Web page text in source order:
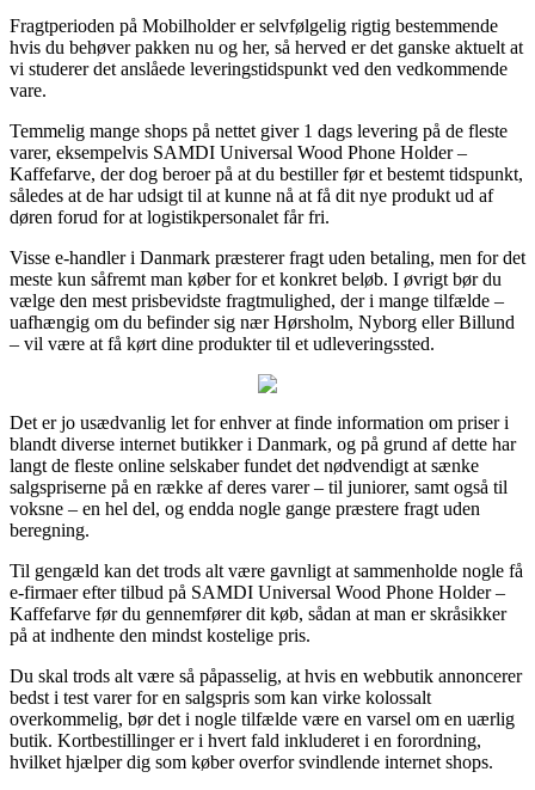
Fragtperioden på Mobilholder er selvfølgelig rigtig bestemmende
hvis du behøver pakken nu og her, så herved er det ganske aktuelt at
vi studerer det anslåede leveringstidspunkt ved den vedkommende
vare.
Temmelig mange shops på nettet giver 1 dags levering på de fleste
varer, eksempelvis SAMDI Universal Wood Phone Holder –
Kaffefarve, der dog beroer på at du bestiller før et bestemt tidspunkt,
således at de har udsigt til at kunne nå at få dit nye produkt ud af
døren forud for at logistikpersonalet får fri.
Visse e-handler i Danmark præsterer fragt uden betaling, men for det
meste kun såfremt man køber for et konkret beløb. I øvrigt bør du
vælge den mest prisbevidste fragtmulighed, der i mange tilfælde –
uafhængig om du befinder sig nær Hørsholm, Nyborg eller Billund
– vil være at få kørt dine produkter til et udleveringssted.
Det er jo usædvanlig let for enhver at finde information om priser i
blandt diverse internet butikker i Danmark, og på grund af dette har
langt de fleste online selskaber fundet det nødvendigt at sænke
salgspriserne på en række af deres varer – til juniorer, samt også til
voksne – en hel del, og endda nogle gange præstere fragt uden
beregning.
Til gengæld kan det trods alt være gavnligt at sammenholde nogle få
e-firmaer efter tilbud på SAMDI Universal Wood Phone Holder –
Kaffefarve før du gennemfører dit køb, sådan at man er skråsikker
på at indhente den mindst kostelige pris.
Du skal trods alt være så påpasselig, at hvis en webbutik annoncerer
bedst i test varer for en salgspris som kan virke kolossalt
overkommelig, bør det i nogle tilfælde være en varsel om en uærlig
butik. Kortbestillinger er i hvert fald inkluderet i en forordning,
hvilket hjælper dig som køber overfor svindlende internet shops.